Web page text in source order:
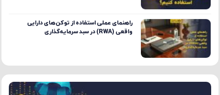
راهنمای عملی استفاده از توکن‌های دارایی
واقعی (RWA) در سبد سرمایه‌گذاری